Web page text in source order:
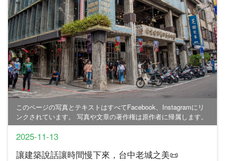
このページの写真とテキストはすべてFacebook、Instagramにリ
ンクされています。 写真や文章の著作権は原作者に帰属します。
2025-11-13
讓建築說話讓時間慢下來，台中老城之美📜